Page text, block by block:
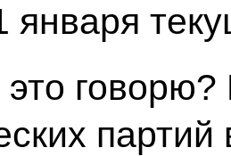
января